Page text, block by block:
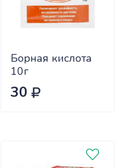
Борная кислота
10г
Биотехнологии
х60
30